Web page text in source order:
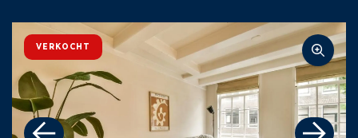
VERKOCHT